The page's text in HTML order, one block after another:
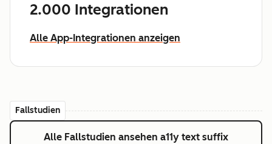
2.000 Integrationen
Alle App-Integrationen anzeigen
Fallstudien
Alle Fallstudien ansehen a11y text suffix